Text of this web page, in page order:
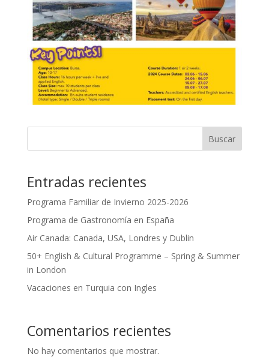
Buscar
Entradas recientes
Programa Familiar de Invierno 2025-2026
Programa de Gastronomía en España
Air Canada: Canada, USA, Londres y Dublin
50+ English & Cultural Programme – Spring & Summer
in London
Vacaciones en Turquia con Ingles
Comentarios recientes
No hay comentarios que mostrar.